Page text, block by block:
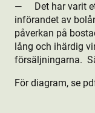
— Det har varit
införandet av
påverkan på
lång och ihärdig
försäljningarna.
För diagram, se